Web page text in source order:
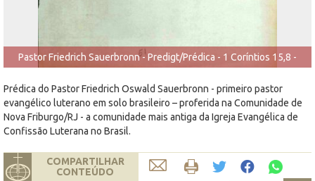
Pastor Friedrich Sauerbronn - Predigt/Prédica - 1 Coríntios 15,8 -
Prédica do Pastor Friedrich Oswald Sauerbronn - primeiro pastor
evangélico luterano em solo brasileiro – proferida na Comunidade de
Nova Friburgo/RJ - a comunidade mais antiga da Igreja Evangélica de
Confissão Luterana no Brasil.
COMPARTILHAR
CONTEÚDO